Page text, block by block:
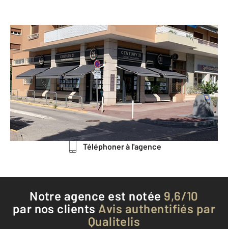
CENTURY 21 Colbert Immobilier
64 avenue Pasteur Immeuble les
Muriers - BAT B3
LA VALETTE DU VAR - 83160
Envoyer un message
Téléphoner à l'agence
Notre agence est notée 9,6/10
par nos clients Avis authentifiés par
Qualitelis